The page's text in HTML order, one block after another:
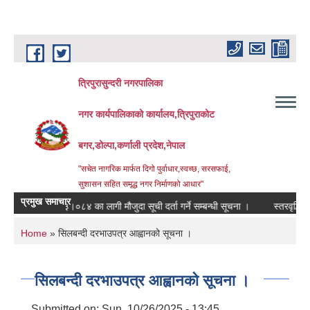
Skip to main content
त्रिपुरासुन्दरी नगरपालिका
नगर कार्यपालिकाको कार्यालय,त्रिपुराकोट
बगर,डोल्पा,कर्णाली प्रदेश,नेपाल
"सचेत नागरिक मार्फत दिगो पुर्वाधार,स्वच्छ, सरसफाई,
सुशासन सहित समृद्ध नगर निर्माणको आधार"
प्रमुख समाचार
आ.ब. २०८३।०८४ का लागी मौजुदा सूची दर्ता गर्ने सम्बन्धी सूचना । स्तरवृद्धि
You are here
Home » सिलबन्दी दरभाउपत्र आह्वानको सूचना ।
सिलबन्दी दरभाउपत्र आह्वानको सूचना ।